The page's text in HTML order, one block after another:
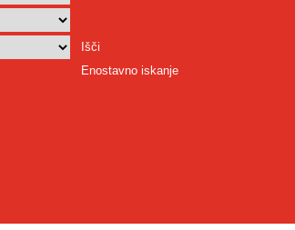
Išči
Enostavno iskanje